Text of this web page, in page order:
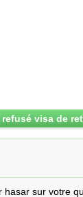
hasar sur votre